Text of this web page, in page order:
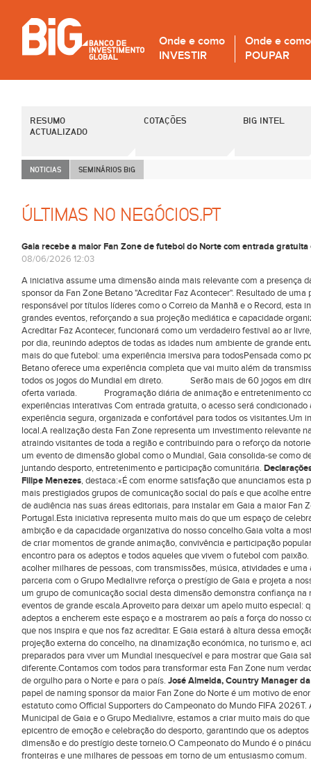
Onde e como
INVESTIR
Onde e como
POUPAR
RESUMO
ACTUALIZADO
COTAÇÕES BIG INTEL
NOTICIAS SEMINÁRIOS BiG
ÚLTIMAS NO NEGÓCIOS.PT
Gaia recebe a maior Fan Zone de futebol do Norte com entrada
08/06/2026 12:03
A iniciativa assume uma dimensão ainda mais relevante com a presença
sponsor da Fan Zone Betano "Acreditar Faz Acontecer". Resultado de
responsável por títulos líderes como o Correio da Manhã e o Record, esta
grandes eventos, reforçando a sua projeção mediática e capacidade
Acreditar Faz Acontecer, funcionará como um verdadeiro festival ao ar
por dia, reunindo adeptos de todas as idades num ambiente de grande
mais do que futebol: uma experiência imersiva para todosPensada como
Betano oferece uma experiência completa que vai muito além da
todos os jogos do Mundial em direto. Serão mais de 60 jogos em
oferta variada. Programação diária de animação e entretenimento
experiências interativas Com entrada gratuita, o acesso será
experiência segura, organizada e confortável para todos os visitantes.Um
local.A realização desta Fan Zone representa um investimento relevante
atraindo visitantes de toda a região e contribuindo para o reforço da
um evento de dimensão global como o Mundial, Gaia consolida-se como
juntando desporto, entretenimento e participação comunitária.
Filipe Menezes, destaca:«É com enorme satisfação que anunciamos esta
mais prestigiados grupos de comunicação social do país e que acolhe
de audiência nas suas áreas editoriais, para instalar em Gaia a maior Fan
Portugal.Esta iniciativa representa muito mais do que um espaço de
ambição e da capacidade organizativa do nosso concelho.Gaia volta a
de criar momentos de grande animação, convivência e participação
encontro para os adeptos e todos aqueles que vivem o futebol com
acolher milhares de pessoas, com transmissões, música, atividades e
parceria com o Grupo Medialivre reforça o prestígio de Gaia e projeta a
um grupo de comunicação social desta dimensão demonstra confiança
eventos de grande escala.Aproveito para deixar um apelo muito especial:
adeptos a encherem este espaço e a mostrarem ao país a força do nosso
que nos inspira e que nos faz acreditar. E Gaia estará à altura dessa
projeção externa do concelho, na dinamização económica, no turismo e,
preparados para viver um Mundial inesquecível e para mostrar que Gaia
diferente.Contamos com todos para transformar esta Fan Zone num
de orgulho para o Norte e para o país. José Almeida, Country Manager
papel de naming sponsor da maior Fan Zone do Norte é um motivo de
estatuto como Official Supporters do Campeonato do Mundo FIFA
Municipal de Gaia e o Grupo Medialivre, estamos a criar muito mais do
epicentro de emoção e celebração do desporto, garantindo que os
dimensão e do prestígio deste torneio.O Campeonato do Mundo é o
fronteiras e une milhares de pessoas em torno de um entusiasmo